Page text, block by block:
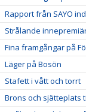
Rapport från SAYO
Strålande
Fina framgångar på
Läger på Bosön
Stafett i vått och torrt
Brons och sjätteplats